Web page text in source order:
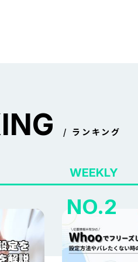
ランキング
WEEKLY